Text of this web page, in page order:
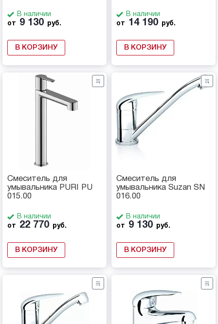
В наличии
от
9 130 руб.
В КОРЗИНУ
В наличии
от
14 190 руб.
В КОРЗИНУ
Смеситель для
умывальника PURI PU
015.00
В наличии
от
22 770 руб.
В КОРЗИНУ
Смеситель для
умывальника Suzan SN
016.00
В наличии
от
9 130 руб.
В КОРЗИНУ